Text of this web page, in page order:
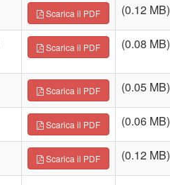
Scarica il PDF (0.12 MB)
Scarica il PDF (0.08 MB)
Scarica il PDF (0.05 MB)
Scarica il PDF (0.06 MB)
Scarica il PDF (0.12 MB)